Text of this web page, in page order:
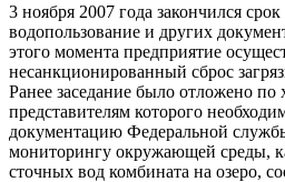
3 ноября 2007 года закончился
водопользование и других
этого момента предприятие
несанкционированный сброс
Ранее заседание было отложено по
представителям которого
документацию Федеральной
мониторингу окружающей среды,
сточных вод комбината на озеро,